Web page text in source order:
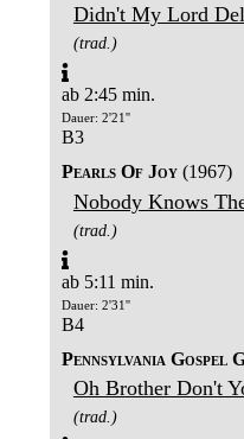
Didn't My Lord
(trad.)
ab 2:45 min.
Dauer: 2'21''
B3
Pearls Of Joy(1967)
Nobody Knows
(trad.)
ab 5:11 min.
Dauer: 2'31''
B4
Pennsylvania Gospel
Oh Brother Don't
(trad.)